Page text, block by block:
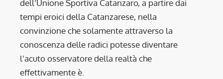
dell’Unione Sportiva Catanzaro, a partire dai
tempi eroici della Catanzarese, nella
convinzione che solamente attraverso la
conoscenza delle radici potesse diventare
l’acuto osservatore della realtà che
effettivamente è.